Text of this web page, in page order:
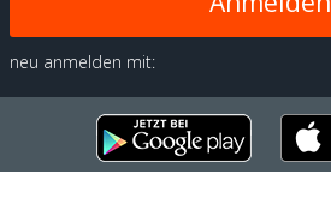
neu anmelden mit: